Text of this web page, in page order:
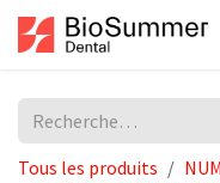
Se rendre au contenu
Tous les produits